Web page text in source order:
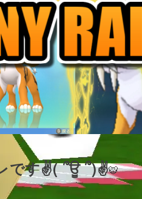
です✌( ՞ਊ ՞)✌🐯